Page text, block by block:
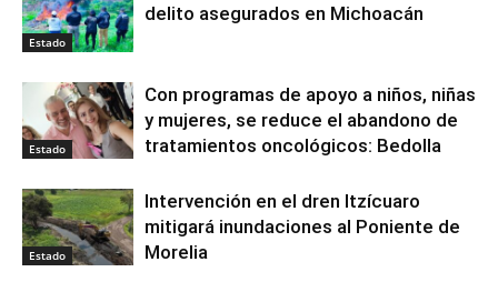
Estado
delito asegurados en Michoacán
Estado
Con programas de apoyo a niños, niñas
y mujeres, se reduce el abandono de
tratamientos oncológicos: Bedolla
Estado
Intervención en el dren Itzícuaro
mitigará inundaciones al Poniente de
Morelia